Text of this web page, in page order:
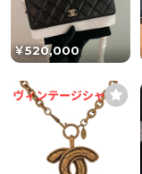
￥520,000